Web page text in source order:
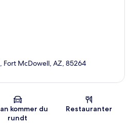
Kort
Fort McDowell, AZ, 85264
kommer du
rundt
Restauranter